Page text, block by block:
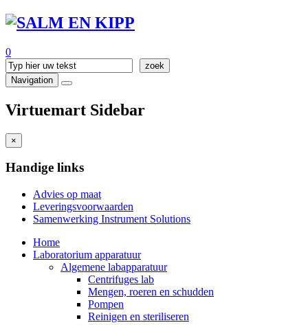
0
Navigation
Virtuemart Sidebar
×
Handige links
Advies op maat
Leveringsvoorwaarden
Samenwerking Instrument Solutions
Home
Laboratorium apparatuur
Algemene labapparatuur
Centrifuges lab
Mengen, roeren en schudden
Pompen
Reinigen en steriliseren